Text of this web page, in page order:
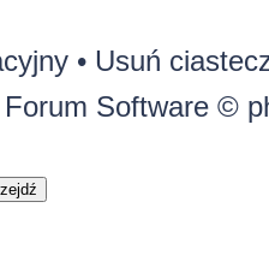
• Usuń
Software ©